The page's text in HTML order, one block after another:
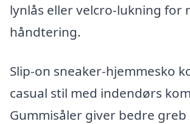
lynlås eller velcro-lukning for
håndtering.
Slip-on sneaker-hjemmesko
casual stil med indendørs
Gummisåler giver bedre